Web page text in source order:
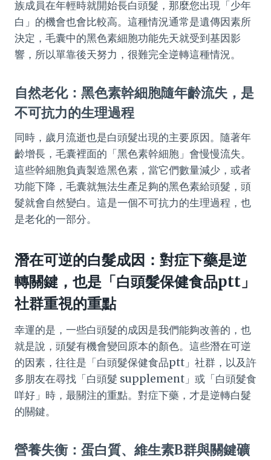
族成員在年輕時就開始長白頭髮，那麼您出現「少年
白」的機會也會比較高。這種情況通常是遺傳因素所
決定，毛囊中的黑色素細胞功能先天就受到基因影
響，所以單靠後天努力，很難完全逆轉這種情況。
自然老化：黑色素幹細胞隨年齡流失，是
不可抗力的生理過程
同時，歲月流逝也是白頭髮出現的主要原因。隨著年
齡增長，毛囊裡面的「黑色素幹細胞」會慢慢流失。
這些幹細胞負責製造黑色素，當它們數量減少，或者
功能下降，毛囊就無法生產足夠的黑色素給頭髮，頭
髮就會自然變白。這是一個不可抗力的生理過程，也
是老化的一部分。
潛在可逆的白髮成因：對症下藥是逆
轉關鍵，也是「白頭髮保健食品ptt」
社群重視的重點
幸運的是，一些白頭髮的成因是我們能夠改善的，也
就是說，頭髮有機會變回原本的顏色。這些潛在可逆
的因素，往往是「白頭髮保健食品ptt」社群，以及許
多朋友在尋找「白頭髮 supplement」或「白頭髮食
咩好」時，最關注的重點。對症下藥，才是逆轉白髮
的關鍵。
營養失衡：蛋白質、維生素B群與關鍵礦